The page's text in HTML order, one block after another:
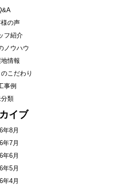
の声
フ紹介
ノウハウ
情報
こだわり
事例
類
イブ
年8月
年7月
年6月
年5月
年4月